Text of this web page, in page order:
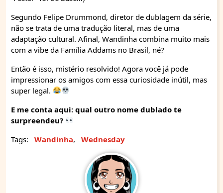
Segundo Felipe Drummond, diretor de dublagem da série,
não se trata de uma tradução literal, mas de uma
adaptação cultural. Afinal, Wandinha combina muito mais
com a vibe da Família Addams no Brasil, né?
Então é isso, mistério resolvido! Agora você já pode
impressionar os amigos com essa curiosidade inútil, mas
super legal.
E me conta aqui: qual outro nome dublado te
surpreendeu?
Tags:
Wandinha, Wednesday